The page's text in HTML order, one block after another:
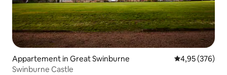
Appartement in Great Swinburne Gemiddelde
4,95 (376)
Swinburne Castle